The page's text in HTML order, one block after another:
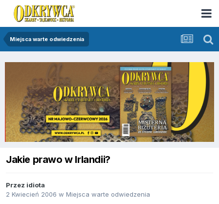
Miejsca warte odwiedzenia
Jakie prawo w Irlandii?
Przez idiota
2 Kwiecień 2006 w Miejsca warte odwiedzenia